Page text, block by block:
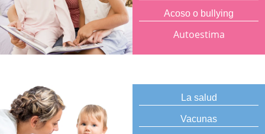
Acoso o bullying
Autoestima
La salud
Vacunas